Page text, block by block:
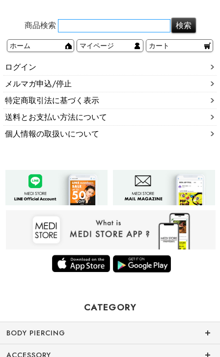
商品検索
ホーム マイページ カート
ログイン
メルマガ申込/停止
特定商取引法に基づく表示
送料とお支払い方法について
個人情報の取扱いについて
CATEGORY
BODY PIERCING
ACCESSORY